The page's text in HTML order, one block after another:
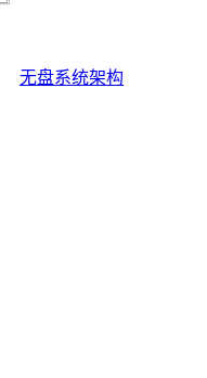
无盘系统架构